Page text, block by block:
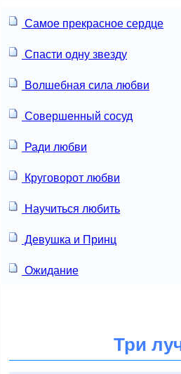
Самое прекрасное сердце
Спасти одну звезду
Волшебная сила любви
Совершенный сосуд
Ради любви
Круговорот любви
Научиться любить
Девушка и Принц
Ожидание
Три